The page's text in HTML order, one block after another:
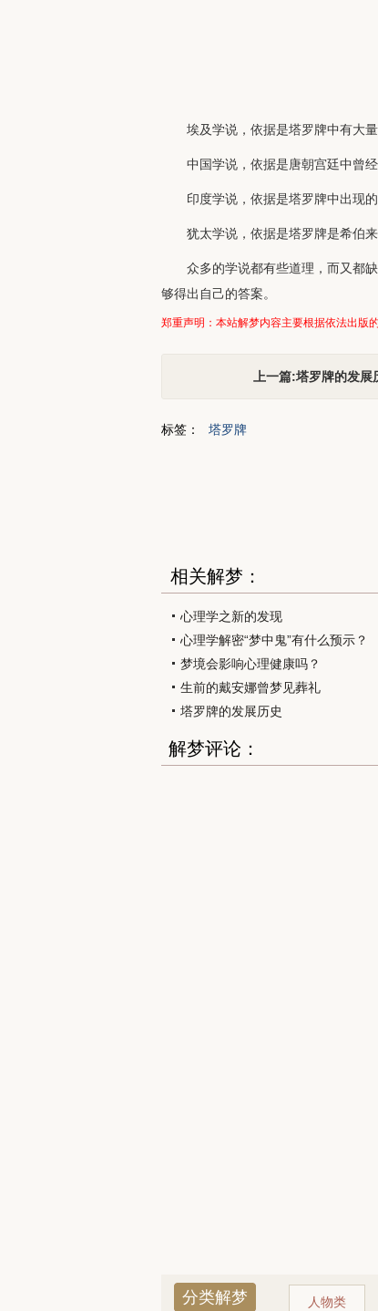
埃及学说，依据是塔罗牌中有大
中国学说，依据是唐朝宫廷中曾
印度学说，依据是塔罗牌中出现
犹太学说，依据是塔罗牌是希伯
众多的学说都有些道理，而又都
够得出自己的答案。
郑重声明：本站解梦内容主要根据依法出版
上一篇:塔罗牌的发展
标签： 塔罗牌
相关解梦：
心理学之新的发现
心理学解密“梦中鬼”有什么预示？
梦境会影响心理健康吗？
生前的戴安娜曾梦见葬礼
塔罗牌的发展历史
解梦评论：
分类解梦 人物类